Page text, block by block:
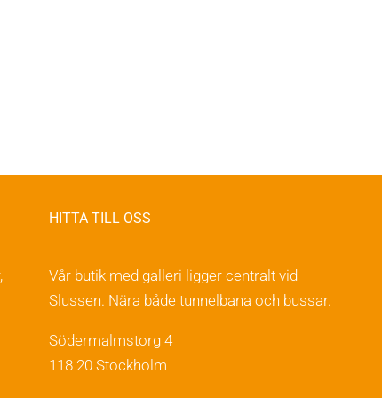
HITTA TILL OSS
Vår butik med galleri ligger centralt vid
Slussen. Nära både tunnelbana och bussar.
Södermalmstorg 4
118 20 Stockholm